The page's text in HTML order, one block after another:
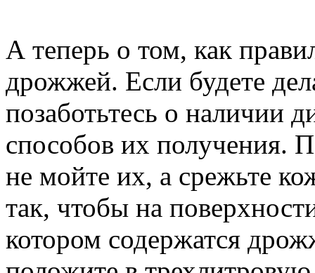
А теперь о том, как
дрожжей. Если будете
позаботьтесь о наличии
способов их получения.
не мойте их, а срежьте
так, чтобы на
котором содержатся